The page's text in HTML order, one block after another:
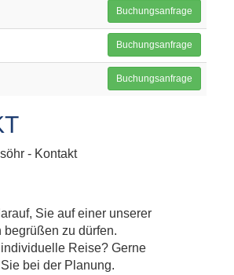
Buchungsanfrage
Buchungsanfrage
Buchungsanfrage
- Kontakt
Sie auf einer unserer
begrüßen zu dürfen.
Reise? Gerne
bei der Planung.